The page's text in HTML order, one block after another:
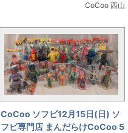
CoCoo 西山
CoCoo ソフビ12月15日(日) ソ
フビ専門店 まんだらけCoCoo 5